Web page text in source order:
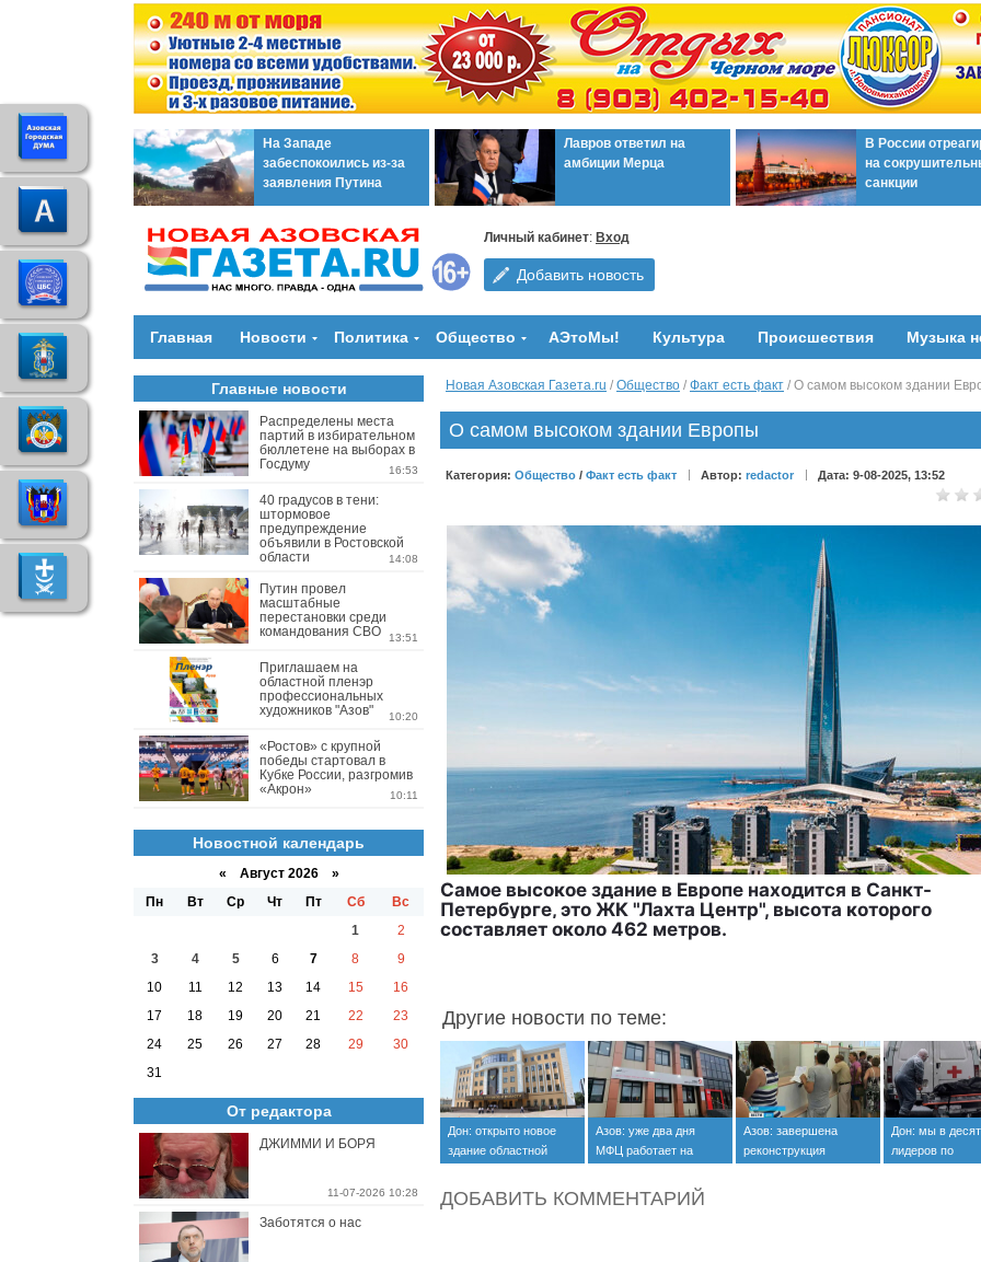
На Западе
забеспокоились из-за
заявления Путина
Лавров ответил на
амбиции Мерца
В России
на
санкции
Личный кабинет: Вход
Добавить новость
Главная Новости Политика Общество АЭтоМы! Культура Происшествия Музыка
Новая Азовская Газета.ru / Общество / Факт есть факт / О самом высоком здании
О самом высоком здании Европы
Категория: Общество / Факт есть факт Автор: redactor Дата: 9-08-2025, 13:52
Самое высокое здание в Европе находится в Санкт-
Петербурге, это ЖК "Лахта Центр", высота которого
составляет около 462 метров.
Другие новости по теме:
Дон: открыто новое
здание областной
Азов: уже два дня
МФЦ работает на
Азов: завершена
реконструкция
Дон: мы в
лидеров по
ДОБАВИТЬ КОММЕНТАРИЙ
Главные новости
Распределены места
партий в избирательном
бюллетене на выборах в
Госдуму
16:53
40 градусов в тени:
штормовое
предупреждение
объявили в Ростовской
области
14:08
Путин провел
масштабные
перестановки среди
командования СВО
13:51
Приглашаем на
областной пленэр
профессиональных
художников "Азов"
10:20
«Ростов» с крупной
победы стартовал в
Кубке России, разгромив
«Акрон»
10:11
Новостной календарь
« Август 2026 »
Пн
Вт Ср Чт Пт Сб
Вс
1
2
3
4 5 6 7 8
9
10
11 12 13 14 15
16
17
18 19 20 21 22
23
24
25 26 27 28 29
30
31
От редактора
ДЖИММИ И БОРЯ
11-07-2026 10:28
Заботятся о нас